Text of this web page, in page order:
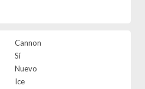
Cannon
Sí
Nuevo
Ice